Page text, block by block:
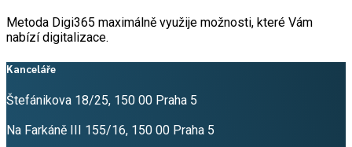
Metoda Digi365 maximálně využije možnosti, které Vám
nabízí digitalizace.
Kanceláře
Štefánikova 18/25, 150 00 Praha 5
Na Farkáně III 155/16, 150 00 Praha 5